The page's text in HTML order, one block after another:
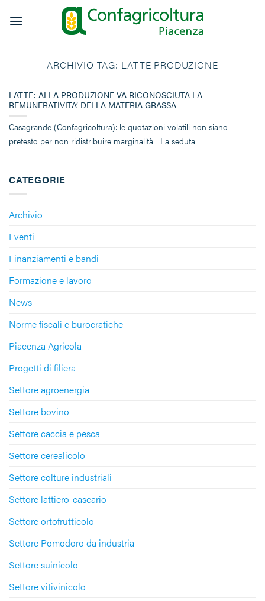
ARCHIVIO TAG: LATTE PRODUZIONE
CATEGORIE
Archivio
Eventi
Finanziamenti e bandi
Formazione e lavoro
News
Norme fiscali e burocratiche
Piacenza Agricola
Progetti di filiera
Settore agroenergia
Settore bovino
Settore caccia e pesca
Settore cerealicolo
Settore colture industriali
Settore lattiero-caseario
Settore ortofrutticolo
Settore Pomodoro da industria
Settore suinicolo
Settore vitivinicolo
LATTE: ALLA PRODUZIONE VA RICONOSCIUTA LA
REMUNERATIVITA’ DELLA MATERIA GRASSA
Casagrande (Confagricoltura): le quotazioni volatili non siano
pretesto per non ridistribuire marginalità La seduta